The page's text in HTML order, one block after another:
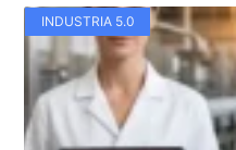
INDUSTRIA 5.0